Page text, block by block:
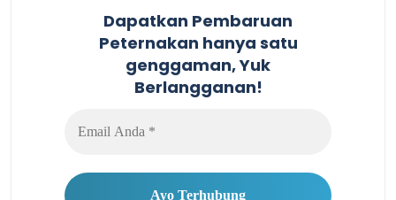
Dapatkan Pembaruan
Peternakan hanya satu
genggaman, Yuk
Berlangganan!